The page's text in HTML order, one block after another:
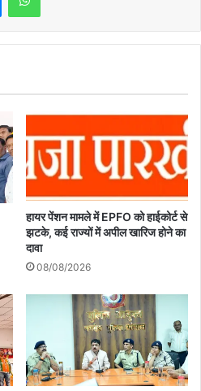
हायर पेंशन मामले में EPFO को हाईकोर्ट से
झटके, कई राज्यों में अपील खारिज होने का
दावा
08/08/2026